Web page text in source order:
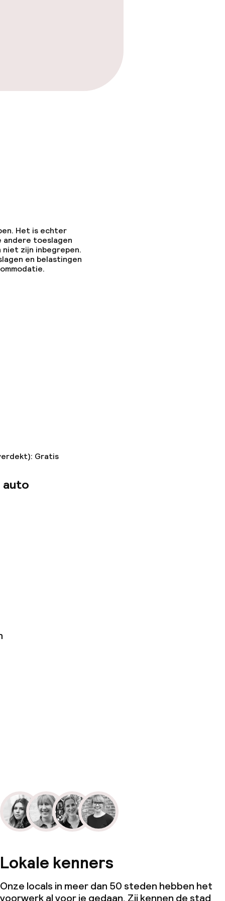
Het is echter
andere toeslagen
zijn inbegrepen.
en belastingen
Gratis
auto
Lokale kenners
Onze locals in meer dan 50 steden hebben het
voorwerk al voor je gedaan. Zij kennen de stad